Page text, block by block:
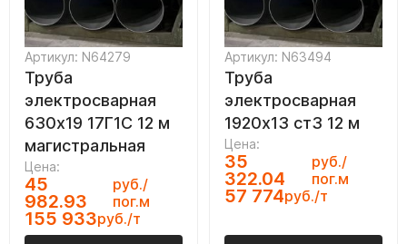
Артикул: N64279
Труба
электросварная
630х19 17Г1С 12 м
магистральная
Цена:
45
982.93
руб./
пог.м
155 933руб./т
Артикул: N63494
Труба
электросварная
1920х13 ст3 12 м
Цена:
35
322.04
руб./
пог.м
57 774руб./т